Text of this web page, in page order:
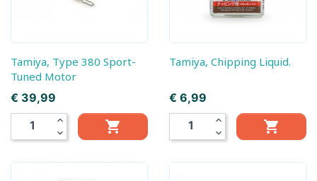
Tamiya, Type 380 Sport-
Tuned Motor
Prijs
€ 39,99
expand_less
expand_more

Tamiya, Chipping Liquid.
Prijs
€ 6,99
expand_less
expand_more
